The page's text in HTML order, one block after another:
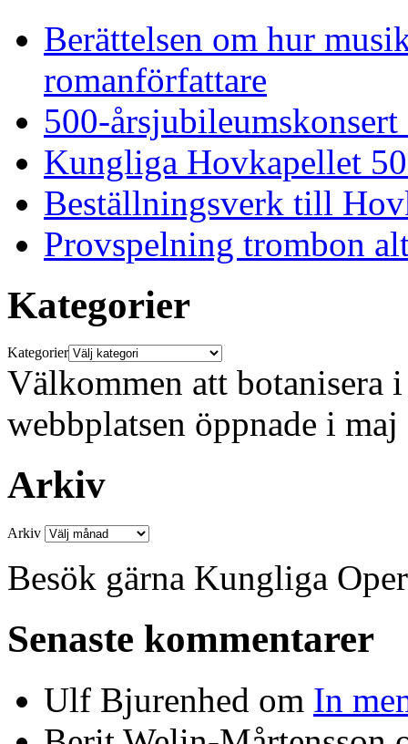
Berättelsen om hur
romanförfattare
500-
Kungliga Hovkapellet
Beställningsverk till
Provspelning trombon
Kategorier
Kategorier
Välkommen att botanisera
webbplatsen öppnade i
Arkiv
Arkiv
Besök gärna Kungliga
Senaste kommentarer
Ulf Bjurenhed om In